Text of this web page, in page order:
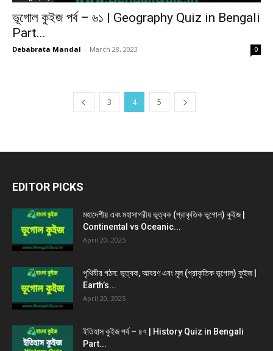
ভূগোল কুইজ পর্ব – ৬১ | Geography Quiz in Bengali
Part...
Debabrata Mandal - March 28, 2023 0
3 4 5
EDITOR PICKS
মহাদেশীয় এবং মহাসাগরীয় ভূত্বক (প্রাকৃতিক ভূগোল) কুইজ |
Continental vs Oceanic...
April 20, 2025
পৃথিবীর গঠন: ভূত্বক, আবরণ এবং মূল (প্রাকৃতিক ভূগোল) কুইজ |
Earth’s...
April 20, 2025
ইতিহাস কুইজ পর্ব – ৪৭ | History Quiz in Bengali
Part...